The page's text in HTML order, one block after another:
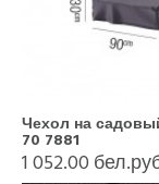
Чехол на
70 7881
1 052.00